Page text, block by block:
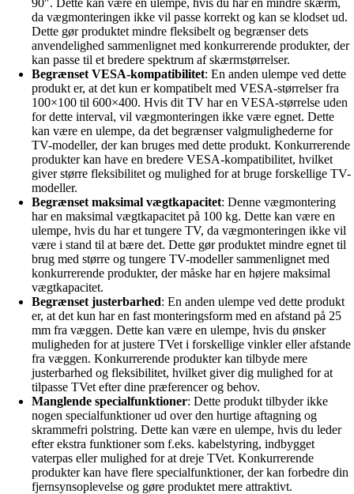
90″. Dette kan være en ulempe, hvis du har en mindre skærm,
da vægmonteringen ikke vil passe korrekt og kan se klodset ud.
Dette gør produktet mindre fleksibelt og begrænser dets
anvendelighed sammenlignet med konkurrerende produkter, der
kan passe til et bredere spektrum af skærmstørrelser.
Begrænset VESA-kompatibilitet: En anden ulempe ved dette
produkt er, at det kun er kompatibelt med VESA-størrelser fra
100×100 til 600×400. Hvis dit TV har en VESA-størrelse uden
for dette interval, vil vægmonteringen ikke være egnet. Dette
kan være en ulempe, da det begrænser valgmulighederne for
TV-modeller, der kan bruges med dette produkt. Konkurrerende
produkter kan have en bredere VESA-kompatibilitet, hvilket
giver større fleksibilitet og mulighed for at bruge forskellige TV-
modeller.
Begrænset maksimal vægtkapacitet: Denne vægmontering
har en maksimal vægtkapacitet på 100 kg. Dette kan være en
ulempe, hvis du har et tungere TV, da vægmonteringen ikke vil
være i stand til at bære det. Dette gør produktet mindre egnet til
brug med større og tungere TV-modeller sammenlignet med
konkurrerende produkter, der måske har en højere maksimal
vægtkapacitet.
Begrænset justerbarhed: En anden ulempe ved dette produkt
er, at det kun har en fast monteringsform med en afstand på 25
mm fra væggen. Dette kan være en ulempe, hvis du ønsker
muligheden for at justere TVet i forskellige vinkler eller afstande
fra væggen. Konkurrerende produkter kan tilbyde mere
justerbarhed og fleksibilitet, hvilket giver dig mulighed for at
tilpasse TVet efter dine præferencer og behov.
Manglende specialfunktioner: Dette produkt tilbyder ikke
nogen specialfunktioner ud over den hurtige aftagning og
skrammefri polstring. Dette kan være en ulempe, hvis du leder
efter ekstra funktioner som f.eks. kabelstyring, indbygget
vaterpas eller mulighed for at dreje TVet. Konkurrerende
produkter kan have flere specialfunktioner, der kan forbedre din
fjernsynsoplevelse og gøre produktet mere attraktivt.